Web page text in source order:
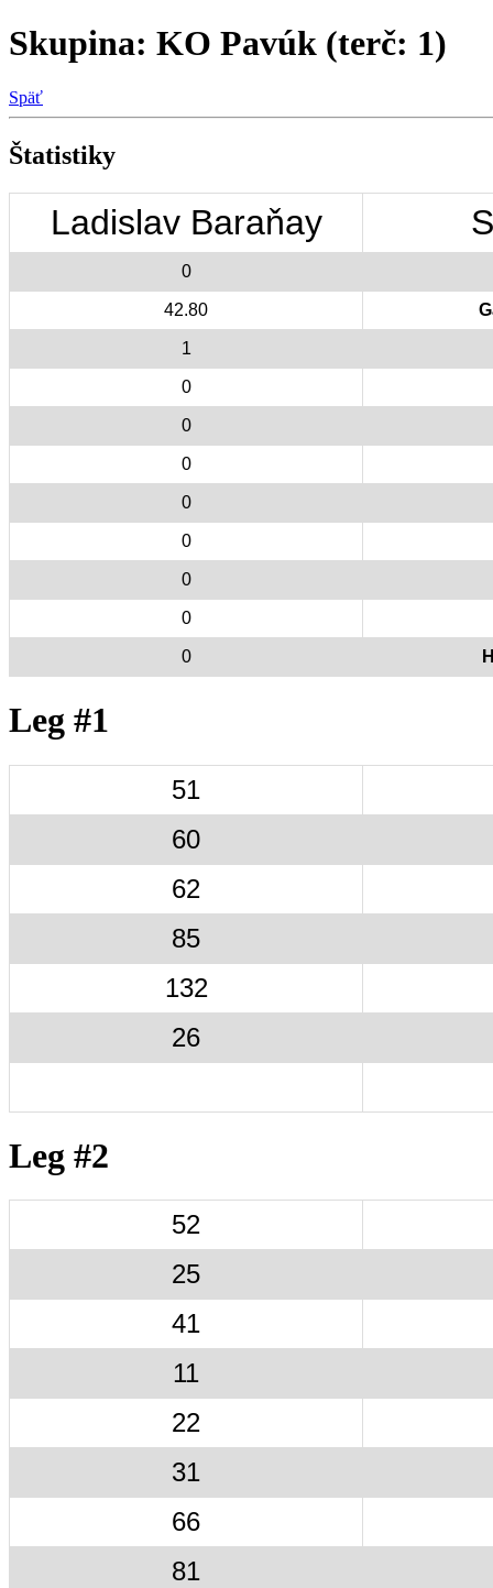
Skupina: KO Pavúk (terč: 1)
Späť
Štatistiky
Ladislav Baraňay
0
42.80
1
0
0
0
0
0
0
0
0
Leg #1
51
60
62
85
132
26
Leg #2
52
25
41
11
22
31
66
81